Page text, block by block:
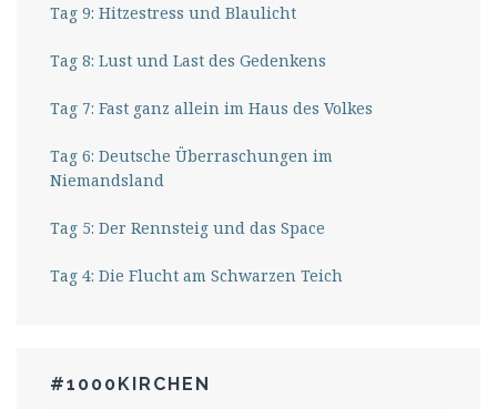
Tag 9: Hitzestress und Blaulicht
Tag 8: Lust und Last des Gedenkens
Tag 7: Fast ganz allein im Haus des Volkes
Tag 6: Deutsche Überraschungen im
Niemandsland
Tag 5: Der Rennsteig und das Space
Tag 4: Die Flucht am Schwarzen Teich
#1000KIRCHEN